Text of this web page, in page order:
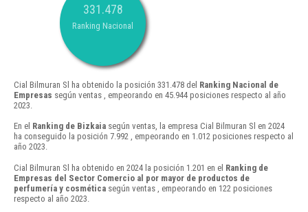
331.478
Ranking Nacional
Cial Bilmuran Sl ha obtenido la posición 331.478 del Ranking Nacional de
Empresas según ventas , empeorando en 45.944 posiciones respecto al año
2023.
En el Ranking de Bizkaia según ventas, la empresa Cial Bilmuran Sl en 2024
ha conseguido la posición 7.992 , empeorando en 1.012 posiciones respecto al
año 2023.
Cial Bilmuran Sl ha obtenido en 2024 la posición 1.201 en el Ranking de
Empresas del Sector Comercio al por mayor de productos de
perfumería y cosmética según ventas , empeorando en 122 posiciones
respecto al año 2023.